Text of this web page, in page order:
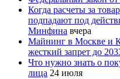
Когда расчеты за
подпадают под
Минфина вчера
Майнинг в Москве и
жесткий запрет до
Что нужно знать о
лица 24 июля